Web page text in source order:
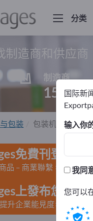
分类
造商和供应商
制造商
15
包装 包装机
免費刊登廣告
品 – 商業聯繫 >> 由此開
上發布您的公
升企業能見度>> 點此發
国际新
输入你
我同
您可以